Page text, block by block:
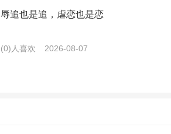
辱追也是追，虐恋也是恋
(0)人喜欢 2026-08-07